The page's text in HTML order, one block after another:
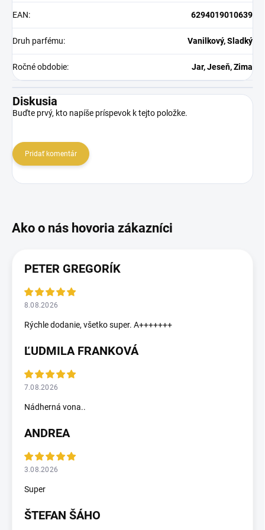
EAN: 6294019010639
Druh parfému: Vanilkový, Sladký
Ročné obdobie: Jar, Jeseň, Zima
Diskusia
Buďte prvý, kto napíše príspevok k tejto položke.
Pridať komentár
PETER GREGORÍK
8.08.2026
Rýchle dodanie, všetko super. A+++++++
ĽUDMILA FRANKOVÁ
7.08.2026
Nádherná vona..
ANDREA
3.08.2026
Super
ŠTEFAN ŠÁHO